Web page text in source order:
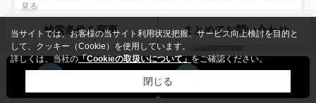
見る
アパート
検索条件を変更 まとめてお問い合わせ
当サイトでは、お客様の当サイト利用状況把握、サービス向上検討を目的と
して、クッキー（Cookie）を使用しています。
詳しくは、当社の「Cookieの取扱いについて」をご確認ください。
閉じる